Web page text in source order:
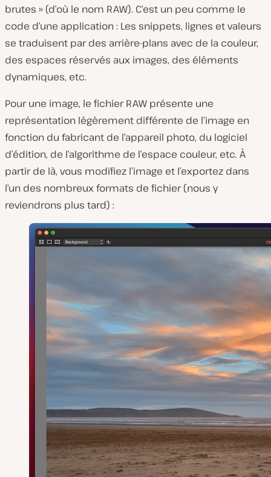
brutes » (d’où le nom RAW). C’est un peu comme le
code d’une application : Les snippets, lignes et valeurs
se traduisent par des arrière-plans avec de la couleur,
des espaces réservés aux images, des éléments
dynamiques, etc.
Pour une image, le fichier RAW présente une
représentation légèrement différente de l’image en
fonction du fabricant de l’appareil photo, du logiciel
d’édition, de l’algorithme de l’espace couleur, etc. À
partir de là, vous modifiez l’image et l’exportez dans
l’un des nombreux formats de fichier (nous y
reviendrons plus tard) :